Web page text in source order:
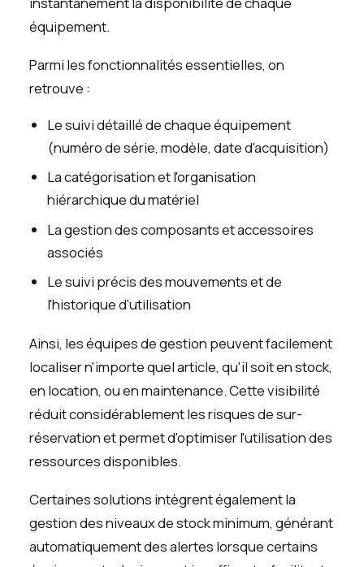
équipement.
Parmi les fonctionnalités essentielles, on
retrouve :
Le suivi détaillé de chaque équipement
(numéro de série, modèle, date d'acquisition)
La catégorisation et l'organisation
hiérarchique du matériel
La gestion des composants et accessoires
associés
Le suivi précis des mouvements et de
l'historique d'utilisation
Ainsi, les équipes de gestion peuvent facilement
localiser n'importe quel article, qu'il soit en stock,
en location, ou en maintenance. Cette visibilité
réduit considérablement les risques de sur-
réservation et permet d'optimiser l'utilisation des
ressources disponibles.
Certaines solutions intègrent également la
gestion des niveaux de stock minimum, générant
automatiquement des alertes lorsque certains